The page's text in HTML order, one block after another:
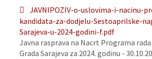
JAVNIPOZIV-o-uslovima-i-nacinu-
kandidata-za-dodjelu-Sestoaprilske-
Sarajeva-u-2024-godini-f.pdf
Javna rasprava na Nacrt Programa
Grada Sarajeva za 2024. godinu -